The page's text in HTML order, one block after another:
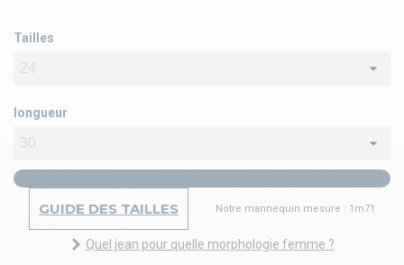
Tailles
longueur
GUIDE DES TAILLES Notre mannequin mesure : 1m71
Quel jean pour quelle morphologie femme ?